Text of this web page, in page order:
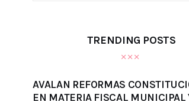
TRENDING POSTS
AVALAN REFORMAS
EN MATERIA FISCAL MUNICIPAL